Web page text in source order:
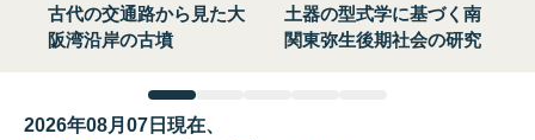
古代の交通路から見た大
阪湾沿岸の古墳
土器の型式学に基づく南
関東弥生後期社会の研究
2026年08月07日現在、